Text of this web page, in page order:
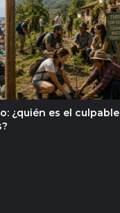
¿quién es el